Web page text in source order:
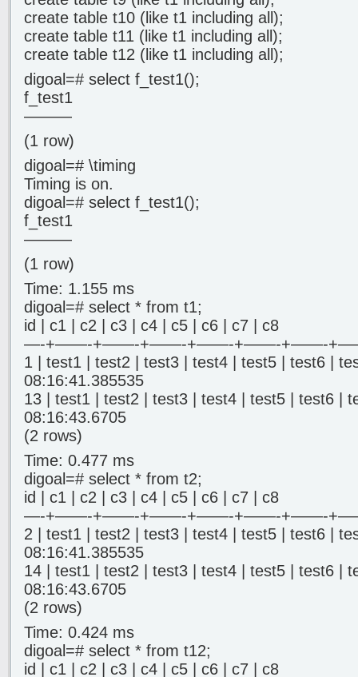
create table t10 (like t1 including all);
create table t11 (like t1 including all);
create table t12 (like t1 including all);
digoal=# select f_test1();
f_test1
———
(1 row)
digoal=# \timing
Timing is on.
digoal=# select f_test1();
f_test1
———
(1 row)
Time: 1.155 ms
digoal=# select * from t1;
id | c1 | c2 | c3 | c4 | c5 | c6 | c7 | c8
—-+——-+——-+——-+——-+——-+——-
1 | test1 | test2 | test3 | test4 | test5 | test6 |
08:16:41.385535
13 | test1 | test2 | test3 | test4 | test5 | test6 |
08:16:43.6705
(2 rows)
Time: 0.477 ms
digoal=# select * from t2;
id | c1 | c2 | c3 | c4 | c5 | c6 | c7 | c8
—-+——-+——-+——-+——-+——-+——-
2 | test1 | test2 | test3 | test4 | test5 | test6 |
08:16:41.385535
14 | test1 | test2 | test3 | test4 | test5 | test6 |
08:16:43.6705
(2 rows)
Time: 0.424 ms
digoal=# select * from t12;
id | c1 | c2 | c3 | c4 | c5 | c6 | c7 | c8